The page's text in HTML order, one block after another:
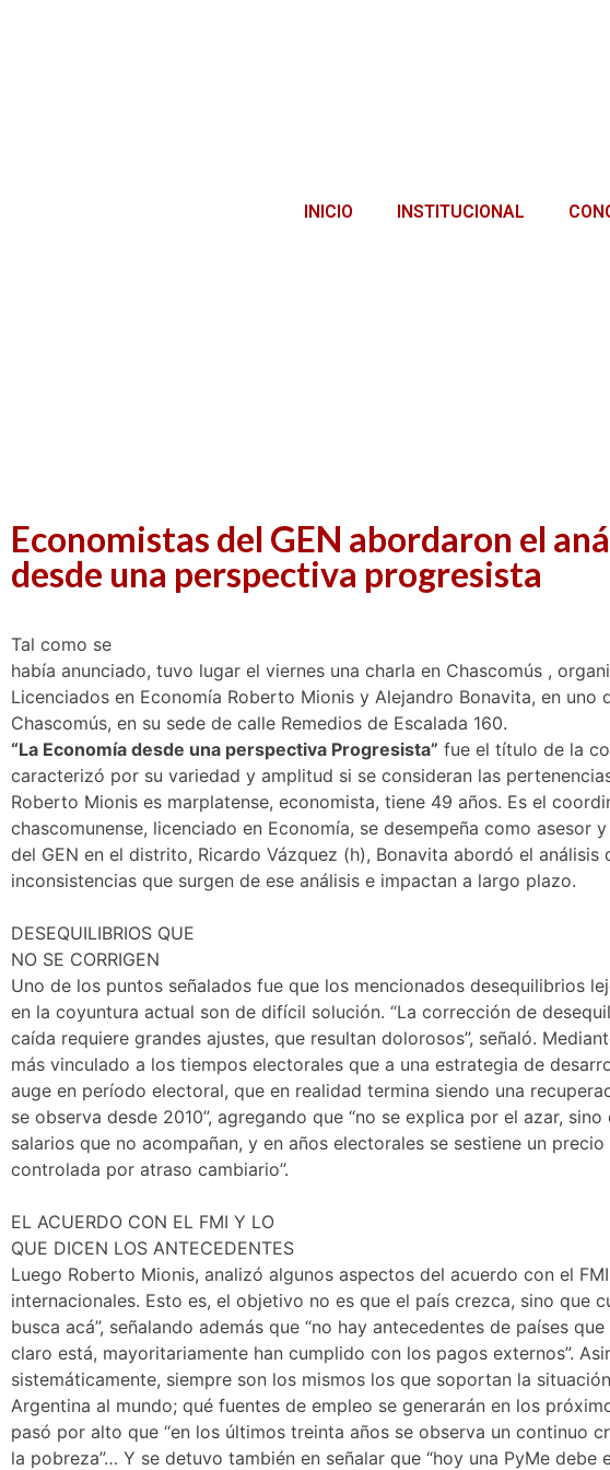
INICIO INSTITUCIONAL
Economistas del GEN abordaron el
desde una perspectiva progresista
Tal como se
había anunciado, tuvo lugar el viernes una charla en Chascomús ,
Licenciados en Economía Roberto Mionis y Alejandro Bonavita, en
Chascomús, en su sede de calle Remedios de Escalada 160.
“La Economía desde una perspectiva Progresista” fue el título de la
caracterizó por su variedad y amplitud si se consideran las
Roberto Mionis es marplatense, economista, tiene 49 años. Es el
chascomunense, licenciado en Economía, se desempeña como
del GEN en el distrito, Ricardo Vázquez (h), Bonavita abordó el
inconsistencias que surgen de ese análisis e impactan a largo plazo.
DESEQUILIBRIOS QUE
NO SE CORRIGEN
Uno de los puntos señalados fue que los mencionados desequilibrios
en la coyuntura actual son de difícil solución. “La corrección de
caída requiere grandes ajustes, que resultan dolorosos”, señaló.
más vinculado a los tiempos electorales que a una estrategia de
auge en período electoral, que en realidad termina siendo una
se observa desde 2010”, agregando que “no se explica por el azar,
salarios que no acompañan, y en años electorales se sestiene un
controlada por atraso cambiario”.
EL ACUERDO CON EL FMI Y LO
QUE DICEN LOS ANTECEDENTES
Luego Roberto Mionis, analizó algunos aspectos del acuerdo con el
internacionales. Esto es, el objetivo no es que el país crezca, sino que
busca acá”, señalando además que “no hay antecedentes de países
claro está, mayoritariamente han cumplido con los pagos externos”.
sistemáticamente, siempre son los mismos los que soportan la
Argentina al mundo; qué fuentes de empleo se generarán en los
pasó por alto que “en los últimos treinta años se observa un continuo
la pobreza”… Y se detuvo también en señalar que “hoy una PyMe